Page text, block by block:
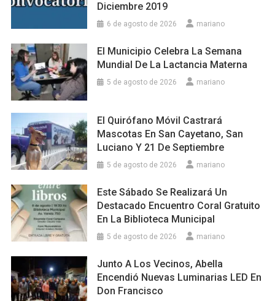
Diciembre 2019
6 de agosto de 2026 mariano
El Municipio Celebra La Semana
Mundial De La Lactancia Materna
5 de agosto de 2026 mariano
El Quirófano Móvil Castrará
Mascotas En San Cayetano, San
Luciano Y 21 De Septiembre
5 de agosto de 2026 mariano
Este Sábado Se Realizará Un
Destacado Encuentro Coral Gratuito
En La Biblioteca Municipal
5 de agosto de 2026 mariano
Junto A Los Vecinos, Abella
Encendió Nuevas Luminarias LED En
Don Francisco